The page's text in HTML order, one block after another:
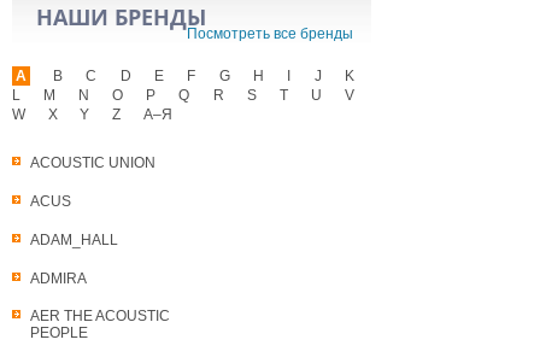
НАШИ БРЕНДЫ
Посмотреть все бренды
A
ACOUSTIC UNION
ACUS
ADAM_HALL
ADMIRA
AER THE ACOUSTIC
PEOPLE
B C D E F G H J
K
L
M N O P Q R S T U
V
W
X Y Z А–Я